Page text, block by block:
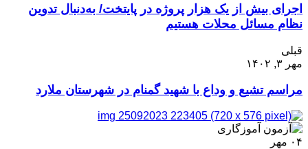
اجرای بیش از یک هزار پروژه در پایتخت/ به‌دنبال تدوین
نظام مسائل محلات هستیم
قبلی
مهر ۳, ۱۴۰۲
مراسم تشیع و وداع با شهید گمنام در شهرستان ملارد
۰۴ مهر